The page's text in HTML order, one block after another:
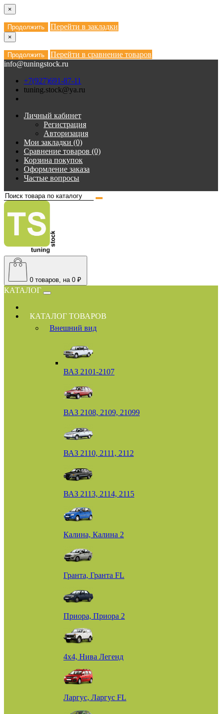
×
Продолжить Перейти в закладки
×
Продолжить
Перейти в сравнение товаров
info@tuningstock.ru
+7(927)691-87-11
tuning.stock@ya.ru
Личный кабинет
Регистрация
Авторизация
Мои закладки (0)
Сравнение товаров (0)
Корзина покупок
Оформление заказа
Частые вопросы
0 товаров, на 0 ₽
КАТАЛОГ
КАТАЛОГ ТОВАРОВ
Внешний вид
ВАЗ 2101-2107
ВАЗ 2108, 2109, 21099
ВАЗ 2110, 2111, 2112
ВАЗ 2113, 2114, 2115
Калина, Калина 2
Гранта, Гранта FL
Приора, Приора 2
4х4, Нива Легенд
Ларгус, Ларгус FL